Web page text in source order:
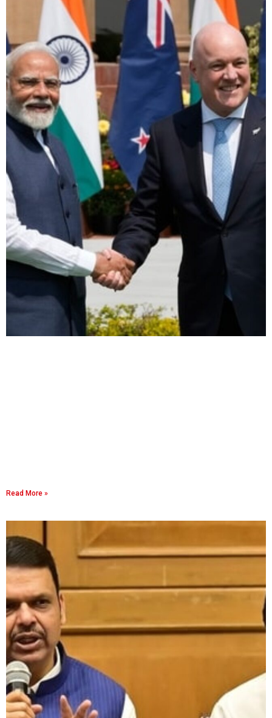
Read More »